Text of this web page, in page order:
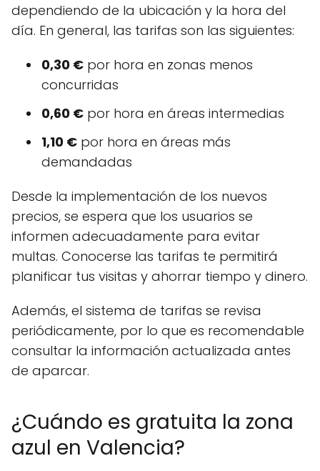
dependiendo de la ubicación y la hora del
día. En general, las tarifas son las siguientes:
0,30 € por hora en zonas menos
concurridas
0,60 € por hora en áreas intermedias
1,10 € por hora en áreas más
demandadas
Desde la implementación de los nuevos
precios, se espera que los usuarios se
informen adecuadamente para evitar
multas. Conocerse las tarifas te permitirá
planificar tus visitas y ahorrar tiempo y dinero.
Además, el sistema de tarifas se revisa
periódicamente, por lo que es recomendable
consultar la información actualizada antes
de aparcar.
¿Cuándo es gratuita la zona
azul en Valencia?